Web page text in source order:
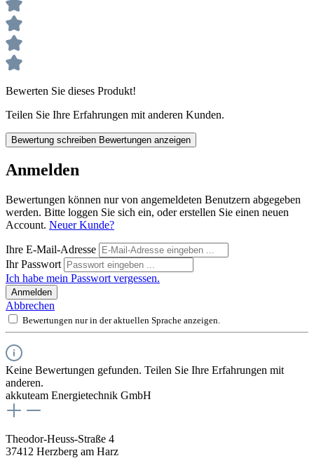
Bewerten Sie dieses Produkt!
Teilen Sie Ihre Erfahrungen mit anderen Kunden.
Bewertung schreiben Bewertungen anzeigen
Anmelden
Bewertungen können nur von angemeldeten Benutzern abgegeben
werden. Bitte loggen Sie sich ein, oder erstellen Sie einen neuen
Account. Neuer Kunde?
Ihre E-Mail-Adresse
Ihr Passwort
Ich habe mein Passwort vergessen.
Anmelden
Abbrechen
Bewertungen nur in der aktuellen Sprache anzeigen.
Keine Bewertungen gefunden. Teilen Sie Ihre Erfahrungen mit
anderen.
akkuteam Energietechnik GmbH
Theodor-Heuss-Straße 4
37412 Herzberg am Harz